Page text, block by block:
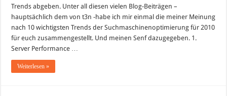
Trends abgeben. Unter all diesen vielen Blog-Beiträgen –
hauptsächlich dem von t3n -habe ich mir einmal die meiner Meinung
nach 10 wichtigsten Trends der Suchmaschinenoptimierung für 2010
für euch zusammengestellt. Und meinen Senf dazugegeben. 1.
Server Performance …
Weiterlesen »